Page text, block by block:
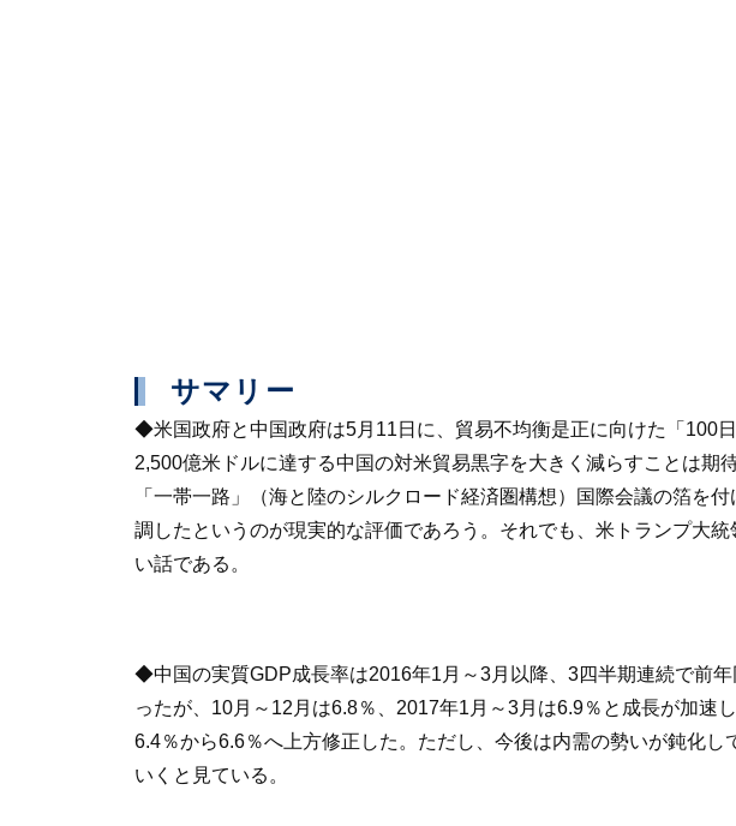
サマリー
◆米国政府と中国政府は5月11日に、貿易不均衡是正に向けた「100
2,500億米ドルに達する中国の対米貿易黒字を大きく減らすことは
「一帯一路」（海と陸のシルクロード経済圏構想）国際会議の箔を
調したというのが現実的な評価であろう。それでも、米トランプ大
い話である。
◆中国の実質GDP成長率は2016年1月～3月以降、3四半期連続で前
ったが、10月～12月は6.8％、2017年1月～3月は6.9％と成長が加
6.4％から6.6％へ上方修正した。ただし、今後は内需の勢いが鈍化
いくと見ている。